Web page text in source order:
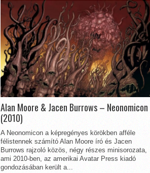
Alan Moore & Jacen Burrows – Neonomicon
(2010)
A Neonomicon a képregényes körökben afféle
félistennek számító Alan Moore író és Jacen
Burrows rajzoló közös, négy részes minisorozata,
ami 2010-ben, az amerikai Avatar Press kiadó
gondozásában került a...